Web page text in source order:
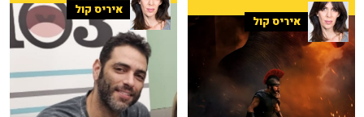
איריס קול
איריס קול